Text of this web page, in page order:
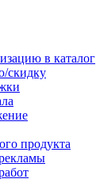
в каталог
скидку
продукта